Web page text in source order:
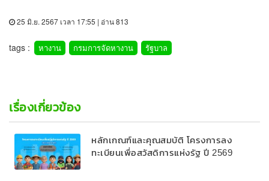
25 มิ.ย. 2567 เวลา 17:55 | อ่าน 813
tags : หางาน กรมการจัดหางาน รัฐบาล
เรื่องเกี่ยวข้อง
หลักเกณฑ์และคุณสมบัติ โครงการลง
ทะเบียนเพื่อสวัสดิการแห่งรัฐ ปี 2569